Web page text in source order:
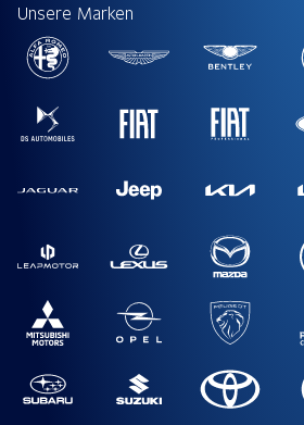
Unsere Marken